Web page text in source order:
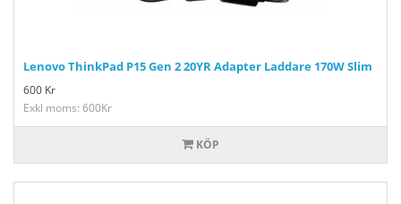
Lenovo ThinkPad P15 Gen 2 20YR Adapter Laddare 170W Slim
600 Kr
Exkl moms: 600Kr
KÖP